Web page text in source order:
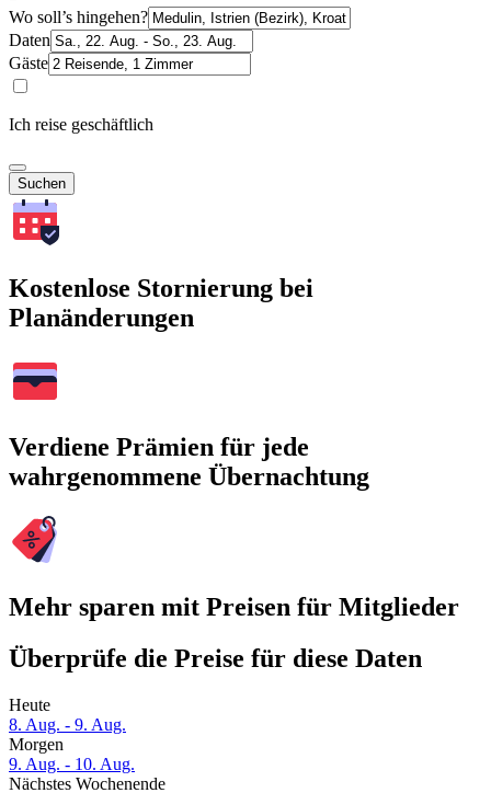
Wo soll’s hingehen?
Daten
Gäste
Ich reise geschäftlich
Suchen
Kostenlose Stornierung bei
Planänderungen
Verdiene Prämien für jede
wahrgenommene Übernachtung
Mehr sparen mit Preisen für Mitglieder
Überprüfe die Preise für diese Daten
Heute
8. Aug. - 9. Aug.
Morgen
9. Aug. - 10. Aug.
Nächstes Wochenende